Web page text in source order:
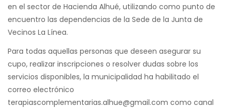
en el sector de Hacienda Alhué, utilizando como punto de
encuentro las dependencias de la Sede de la Junta de
Vecinos La Línea.
Para todas aquellas personas que deseen asegurar su
cupo, realizar inscripciones o resolver dudas sobre los
servicios disponibles, la municipalidad ha habilitado el
correo electrónico
terapiascomplementarias.alhue@gmail.com como canal